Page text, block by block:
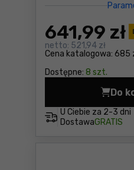
Cena katalogowa: 685
641,99 zł
netto: 521,94 zł
Dostępne: 8 szt.
U Ciebie za 2-3 dni
DostawaGRATIS
Do